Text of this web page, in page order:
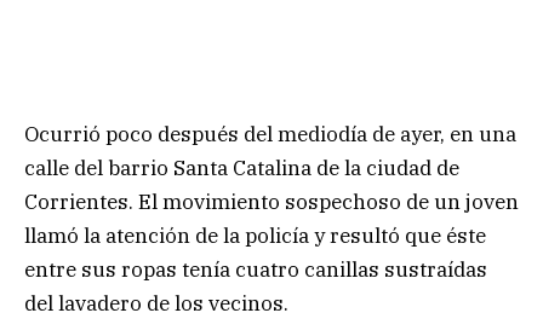
Ocurrió poco después del mediodía de ayer, en una
calle del barrio Santa Catalina de la ciudad de
Corrientes. El movimiento sospechoso de un joven
llamó la atención de la policía y resultó que éste
entre sus ropas tenía cuatro canillas sustraídas
del lavadero de los vecinos.